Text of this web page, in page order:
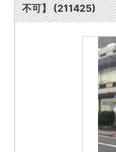
不可】 (211425)